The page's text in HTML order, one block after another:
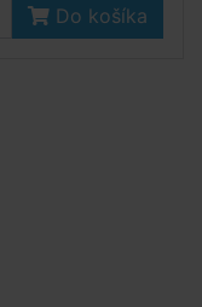
Do košíka